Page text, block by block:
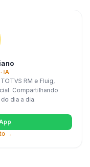
IA
RM e Fluig,
Compartilhando
dia a dia.
→